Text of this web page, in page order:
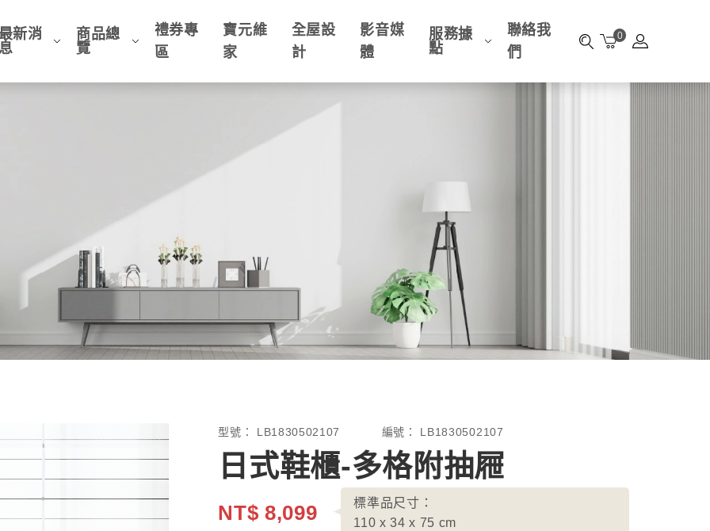
新消
商品總
覽
禮券專
區
寶元維
家
全屋設
計
影音媒
體
服務據
點
聯絡我
們
0
型號： LB1830502107 編號： LB1830502107
日式鞋櫃-多格附抽屜
NT$ 8,099
標準品尺寸：
110 x 34 x 75 cm